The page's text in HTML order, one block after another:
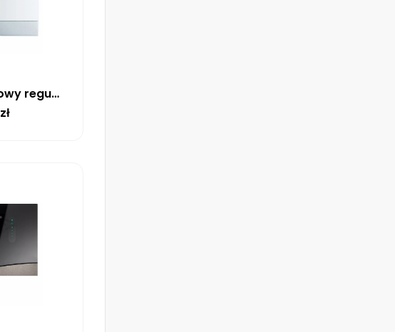
VAILLANT systemowy regulator pogodowy mutliMATIC VRC 700/4f (bezprzewodowy)
zł